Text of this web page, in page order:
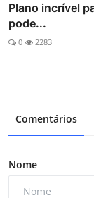
Plano incrível
pode...
0 2283
Comentários
Nome